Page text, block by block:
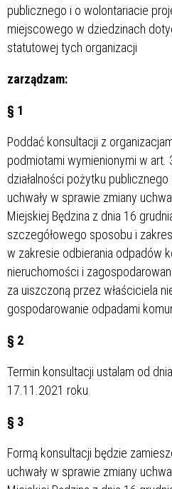
publicznego i o wolontariacie
miejscowego w dziedzinach
statutowej tych organizacji
zarządzam:
§ 1
Poddać konsultacji z
podmiotami wymienionymi w art.
działalności pożytku
uchwały w sprawie zmiany
Miejskiej Będzina z dnia 16
szczegółowego sposobu i
w zakresie odbierania odpadów
nieruchomości i
za uiszczoną przez właściciela
gospodarowanie odpadami
§ 2
Termin konsultacji ustalam od
17.11.2021 roku.
§ 3
Formą konsultacji będzie
uchwały w sprawie zmiany